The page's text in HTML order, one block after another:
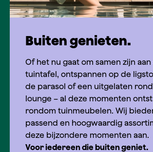
Buiten genieten.
Of het nu gaat om samen zijn aan
tuintafel, ontspannen op de
de parasol of een uitgelaten
lounge – al deze momenten
rondom tuinmeubelen. Wij
passend en hoogwaardig
deze bijzondere momenten aan.
Voor iedereen die buiten geniet.